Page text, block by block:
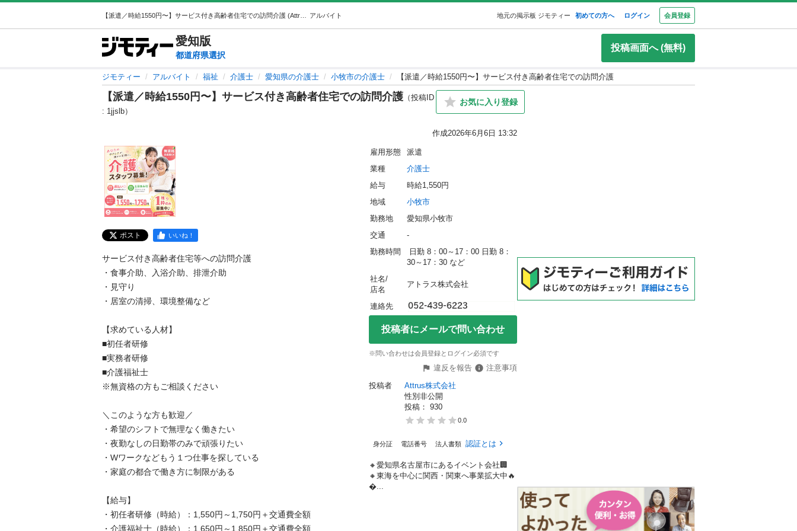
アルバイト 地元の掲示板 ジモティー 初めての方へ ログイン 会員登録
愛知版
都道府県選択
投稿画面へ (無料)
ジモティー アルバイト 福祉 介護士 愛知県の介護士 小牧市の介護士 【派遣／時給1550円〜】サービス付き高齢者住宅での訪問介護
【派遣／時給1550円〜】サービス付き高齢者住宅での訪問介護 （投稿ID
: 1jjslb）
お気に入り登録
作成2026年6月6日 13:32
ポスト いいね！
サービス付き高齢者住宅等への訪問介護
・食事介助、入浴介助、排泄介助
・見守り
・居室の清掃、環境整備など
【求めている人材】
■初任者研修
■実務者研修
■介護福祉士
※無資格の方もご相談ください
＼このような方も歓迎／
・希望のシフトで無理なく働きたい
・夜勤なしの日勤帯のみで頑張りたい
・Wワークなどもう１つ仕事を探している
・家庭の都合で働き方に制限がある
【給与】
・初任者研修（時給）：1,550円～1,750円＋交通費全額
・介護福祉士（時給）：1,650円～1,850円＋交通費全額
雇用形態
派遣
業種
介護士
給与
時給1,550円
地域
小牧市
勤務地
愛知県小牧市
交通
-
勤務時間
30～17：30 など
社名/
店名
アトラス株式会社
連絡先
投稿者にメールで問い合わせ
※問い合わせは会員登録とログイン必須です
違反を報告
注意事項
投稿者
Attrus株式会社
性別非公開
投稿： 930
0.0
身分証 電話番号 法人書類 認証とは
🔸愛知県名古屋市にあるイベント会社🏢
🔸東海を中心に関西・関東へ事業拡大中🔥
...